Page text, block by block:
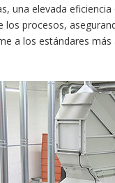
una elevada
los procesos,
a los estándares más